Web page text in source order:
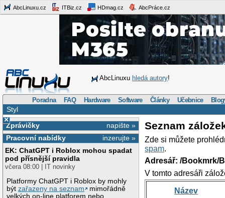
AbcLinuxu.cz ITBiz.cz HDmag.cz AbcPráce.cz
AbcLinuxu hledá autory!
Poradna FAQ Hardware Software Články Učebnice
Styl
×
napište »
Zprávičky
inzerujte »
Pracovní nabídky
EK: ChatGPT i Roblox mohou spadat
pod přísnější pravidla
včera 08:00 | IT novinky
Platformy ChatGPT i Roblox by mohly
býtzařazeny na seznam
mimořádně
velkých on-line platforem nebo
Seznam
Zde si můžete
spam.
Adresář: /Bookmrk/
V tomto adresáři
Název